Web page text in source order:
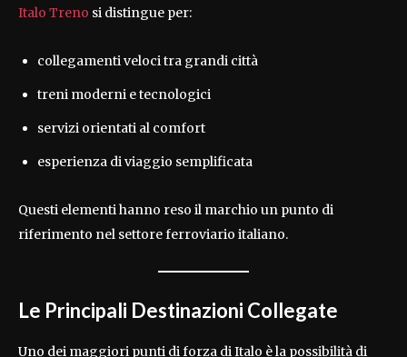
Italo Treno si distingue per:
collegamenti veloci tra grandi città
treni moderni e tecnologici
servizi orientati al comfort
esperienza di viaggio semplificata
Questi elementi hanno reso il marchio un punto di
riferimento nel settore ferroviario italiano.
Le Principali Destinazioni Collegate
Uno dei maggiori punti di forza di Italo è la possibilità di